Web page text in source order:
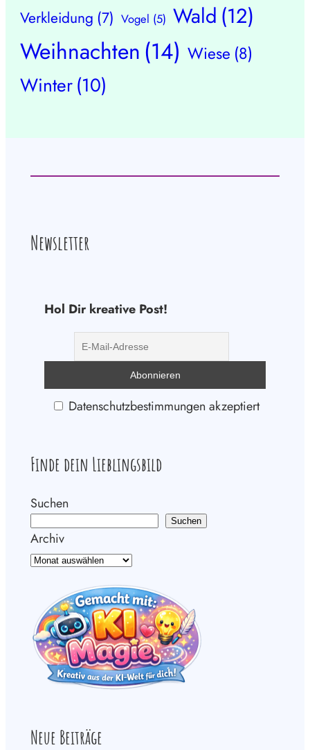
Verkleidung (7) Vogel (5) Wald (12)
Weihnachten(14) Wiese (8)
Winter(10)
Newsletter
Hol Dir kreative Post!
Datenschutzbestimmungen akzeptiert
Finde dein Lieblingsbild
Suchen
Suchen
Archiv
Neue Beiträge